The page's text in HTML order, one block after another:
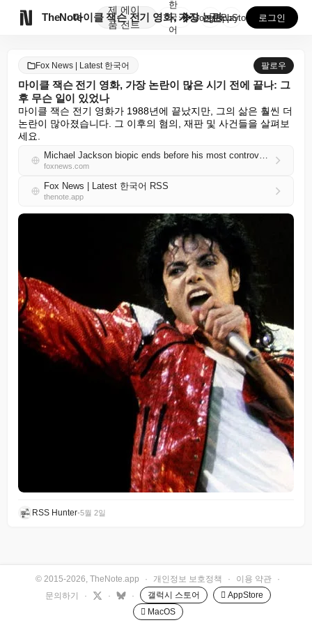
TheNote
제
품
에이
전트
마이클 잭슨 전기 영화, 가장 논란이 많은 시기 전에 ...
한
국
어
GooglePlay
AppStore 로그인
Fox News | Latest 한국어 팔로우
마이클 잭슨 전기 영화, 가장 논란이 많은 시기 전에 끝나: 그
후 무슨 일이 있었나
마이클 잭슨 전기 영화가 1988년에 끝났지만, 그의 삶은 훨씬 더
논란이 많아졌습니다. 그 이후의 혐의, 재판 및 사건들을 살펴보
세요.
Michael Jackson biopic ends before his most controversial chapter: What happened next
foxnews.com
Fox News | Latest 한국어 RSS
thenote.app
RSS Hunter•5월 2일
© 2015-2026, TheNote.app · 개인정보 보호정책 · 이용 약관
·
문의하기
· · · 갤럭시 스토어
 AppStore
 MacOS